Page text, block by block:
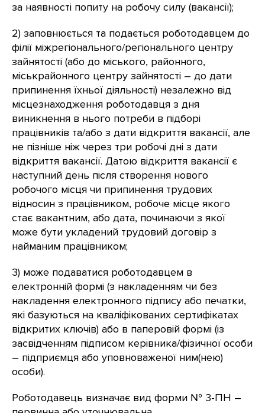
за наявності попиту на робочу силу (вакансії);
2) заповнюється та подається роботодавцем до
філії міжрегіонального/регіонального центру
зайнятості (або до міського, районного,
міськрайонного центру зайнятості – до дати
припинення їхньої діяльності) незалежно від
місцезнаходження роботодавця з дня
виникнення в нього потреби в підборі
працівників та/або з дати відкриття вакансії, але
не пізніше ніж через три робочі дні з дати
відкриття вакансії. Датою відкриття вакансії є
наступний день після створення нового
робочого місця чи припинення трудових
відносин з працівником, робоче місце якого
стає вакантним, або дата, починаючи з якої
може бути укладений трудовий договір з
найманим працівником;
3) може подаватися роботодавцем в
електронній формі (з накладенням чи без
накладення електронного підпису або печатки,
які базуються на кваліфікованих сертифікатах
відкритих ключів) або в паперовій формі (із
засвідченням підписом керівника/фізичної особи
– підприємця або уповноваженої ним(нею)
особи).
Роботодавець визначає вид форми № 3-ПН –